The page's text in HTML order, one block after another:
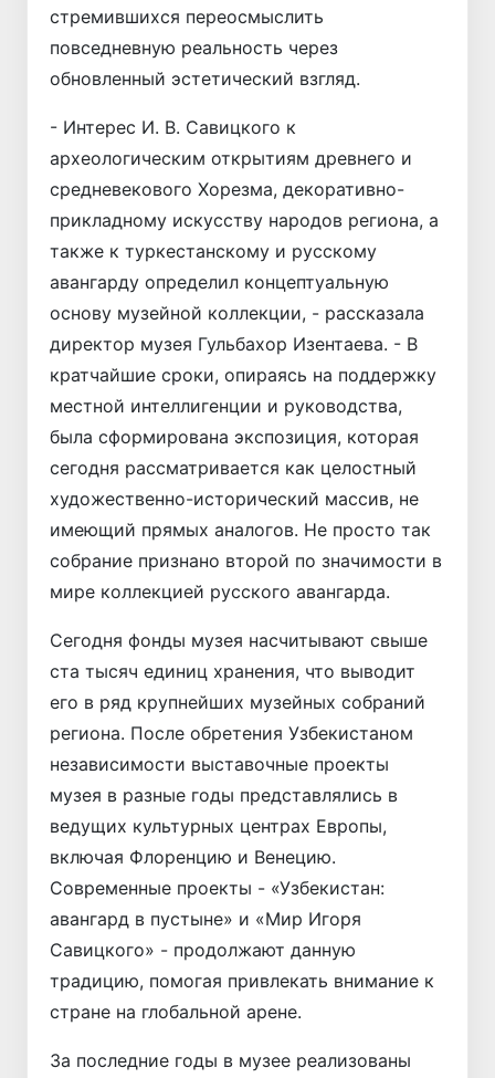
стремившихся переосмыслить
повседневную реальность через
обновленный эстетический взгляд.
- Интерес И. В. Савицкого к
археологическим открытиям древнего и
средневекового Хорезма, декоративно-
прикладному искусству народов региона, а
также к туркестанскому и русскому
авангарду определил концептуальную
основу музейной коллекции, - рассказала
директор музея Гульбахор Изентаева. - В
кратчайшие сроки, опираясь на поддержку
местной интеллигенции и руководства,
была сформирована экспозиция, которая
сегодня рассматривается как целостный
художественно-­исторический массив, не
имеющий прямых аналогов. Не просто так
собрание признано второй по значимости в
мире коллекцией русского авангарда.
Сегодня фонды музея насчитывают свыше
ста тысяч единиц хранения, что выводит
его в ряд крупнейших музейных собраний
региона. После обретения Узбекистаном
независимости выставочные проекты
музея в разные годы представлялись в
ведущих культурных центрах Европы,
включая Флоренцию и Венецию.
Современные проекты - «Узбекистан:
авангард в пустыне» и «Мир Игоря
Савицкого» - продолжают данную
традицию, помогая привлекать внимание к
стране на глобальной арене.
За последние годы в музее реализованы